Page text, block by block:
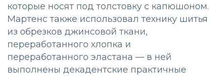
которые носят под толстовку с капюшоном.
Мартенс также использовал технику шитья
из обрезков джинсовой ткани,
переработанного хлопка и
переработанного эластана — в ней
выполнены декадентские практичные